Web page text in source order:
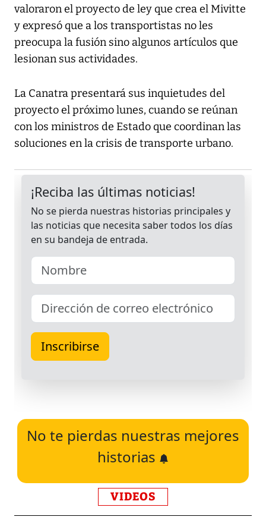
valoraron el proyecto de ley que crea el Mivitte
y expresó que a los transportistas no les
preocupa la fusión sino algunos artículos que
lesionan sus actividades.
La Canatra presentará sus inquietudes del
proyecto el próximo lunes, cuando se reúnan
con los ministros de Estado que coordinan las
soluciones en la crisis de transporte urbano.
No te pierdas nuestras mejores
historias
VIDEOS